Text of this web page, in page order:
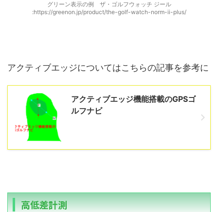
グリーン表示の例 ザ・ゴルフウォッチ ジール
:https://greenon.jp/product/the-golf-watch-norm-ii-plus/
アクティブエッジについてはこちらの記事を参考に
アクティブエッジ機能搭載のGPSゴ
ルフナビ
高低差計測